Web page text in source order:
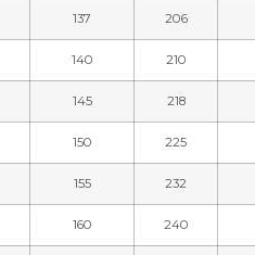
137 206
140 210
145 218
150 225
155 232
160 240